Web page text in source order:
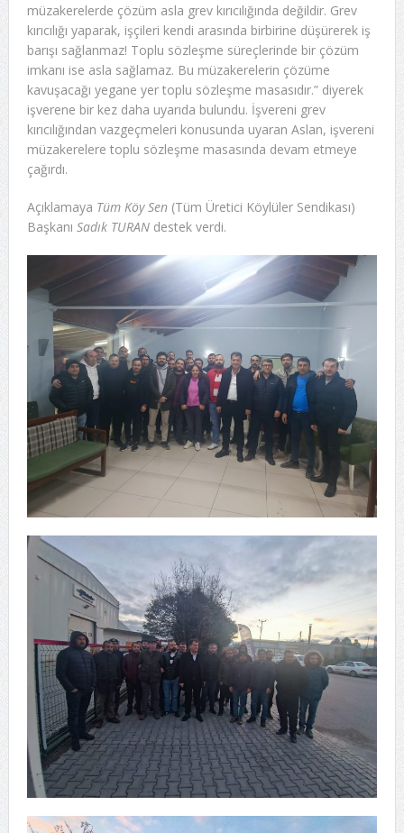
müzakerelerde çözüm asla grev kırıcılığında değildir. Grev
kırıcılığı yaparak, işçileri kendi arasında birbirine düşürerek iş
barışı sağlanmaz! Toplu sözleşme süreçlerinde bir çözüm
imkanı ise asla sağlamaz. Bu müzakerelerin çözüme
kavuşacağı yegane yer toplu sözleşme masasıdır.” diyerek
işverene bir kez daha uyarıda bulundu. İşvereni grev
kırıcılığından vazgeçmeleri konusunda uyaran Aslan, işvereni
müzakerelere toplu sözleşme masasında devam etmeye
çağırdı.
Açıklamaya Tüm Köy Sen(Tüm Üretici Köylüler Sendikası)
Başkanı Sadık TURANdestek verdi.